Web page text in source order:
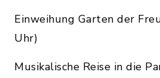
Einweihung Garten der
Uhr)
Musikalische Reise in die